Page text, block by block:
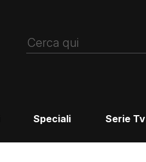
Speciali Serie Tv